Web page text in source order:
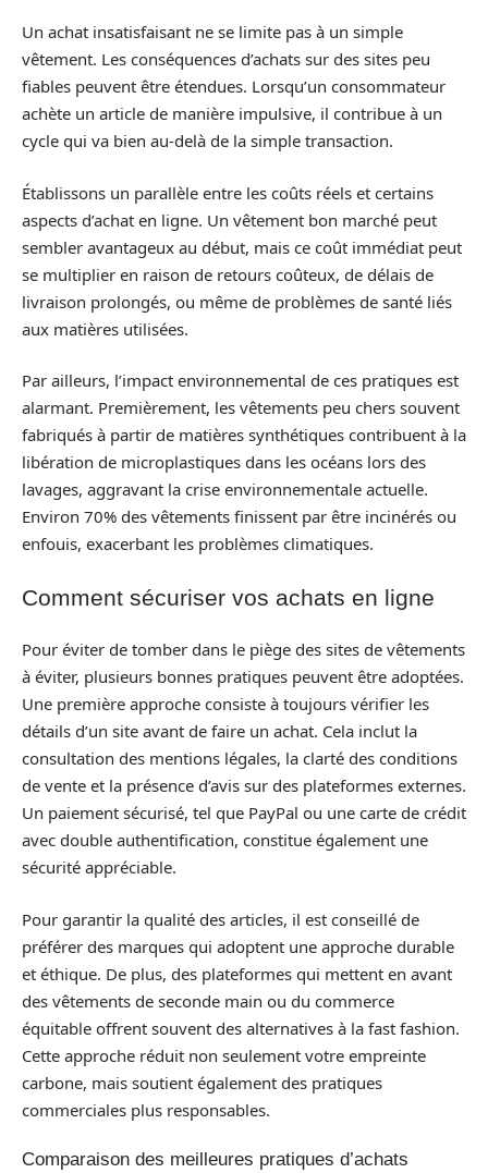
Un achat insatisfaisant ne se limite pas à un simple
vêtement. Les conséquences d’achats sur des sites peu
fiables peuvent être étendues. Lorsqu’un consommateur
achète un article de manière impulsive, il contribue à un
cycle qui va bien au-delà de la simple transaction.
Établissons un parallèle entre les coûts réels et certains
aspects d’achat en ligne. Un vêtement bon marché peut
sembler avantageux au début, mais ce coût immédiat peut
se multiplier en raison de retours coûteux, de délais de
livraison prolongés, ou même de problèmes de santé liés
aux matières utilisées.
Par ailleurs, l’impact environnemental de ces pratiques est
alarmant. Premièrement, les vêtements peu chers souvent
fabriqués à partir de matières synthétiques contribuent à la
libération de microplastiques dans les océans lors des
lavages, aggravant la crise environnementale actuelle.
Environ 70% des vêtements finissent par être incinérés ou
enfouis, exacerbant les problèmes climatiques.
Comment sécuriser vos achats en ligne
Pour éviter de tomber dans le piège des sites de vêtements
à éviter, plusieurs bonnes pratiques peuvent être adoptées.
Une première approche consiste à toujours vérifier les
détails d’un site avant de faire un achat. Cela inclut la
consultation des mentions légales, la clarté des conditions
de vente et la présence d’avis sur des plateformes externes.
Un paiement sécurisé, tel que PayPal ou une carte de crédit
avec double authentification, constitue également une
sécurité appréciable.
Pour garantir la qualité des articles, il est conseillé de
préférer des marques qui adoptent une approche durable
et éthique. De plus, des plateformes qui mettent en avant
des vêtements de seconde main ou du commerce
équitable offrent souvent des alternatives à la fast fashion.
Cette approche réduit non seulement votre empreinte
carbone, mais soutient également des pratiques
commerciales plus responsables.
Comparaison des meilleures pratiques d’achats